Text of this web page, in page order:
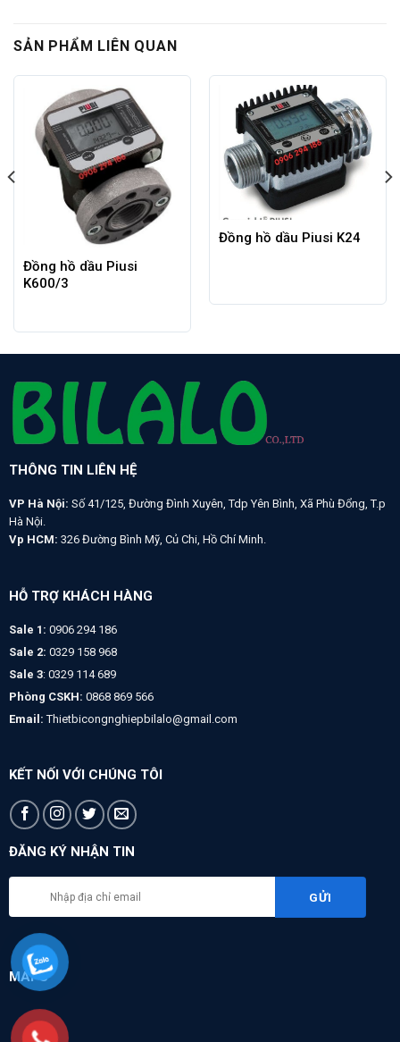
SẢN PHẨM LIÊN QUAN
Đồng hồ dầu Piusi
K600/3
Đồng hồ dầu Piusi K24
THÔNG TIN LIÊN HỆ
VP Hà Nội: Số 41/125, Đường Đình Xuyên, Tdp Yên Bình, Xã Phù Đổng, T.p
Hà Nội.
Vp HCM: 326 Đường Bình Mỹ, Củ Chi, Hồ Chí Minh.
HỖ TRỢ KHÁCH HÀNG
Sale 1: 0906 294 186
Sale 2: 0329 158 968
Sale 3: 0329 114 689
Phòng CSKH: 0868 869 566
Email: Thietbicongnghiepbilalo@gmail.com
KẾT NỐI VỚI CHÚNG TÔI
ĐĂNG KÝ NHẬN TIN
MAPS